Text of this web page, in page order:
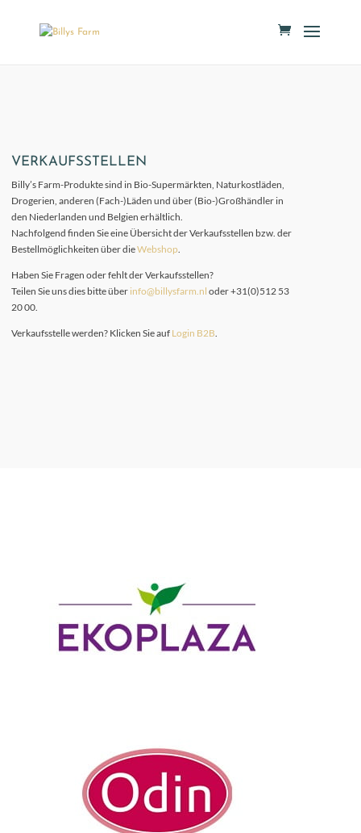
VERKAUFSSTELLEN
Billy’s Farm-Produkte sind in Bio-Supermärkten, Naturkostläden,
Drogerien, anderen (Fach-)Läden und über (Bio-)Großhändler in
den Niederlanden und Belgien erhältlich.
Nachfolgend finden Sie eine Übersicht der Verkaufsstellen bzw. der
Bestellmöglichkeiten über dieWebshop.
Haben Sie Fragen oder fehlt der Verkaufsstellen?
Teilen Sie uns dies bitte über info@billysfarm.nl oder +31(0)512 53
20 00.
Verkaufsstelle werden? Klicken Sie auf Login B2B.